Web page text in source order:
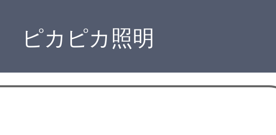
ピカピカ照明